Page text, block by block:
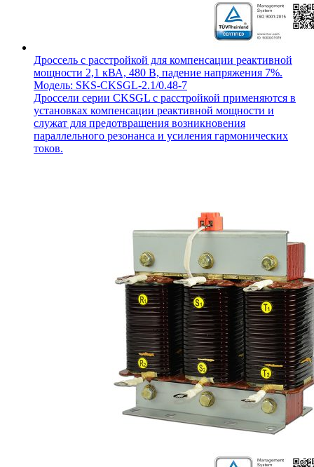
Дроссель с расстройкой для компенсации реактивной
мощности 2,1 кВА, 480 В, падение напряжения 7%.
Модель: SKS-CKSGL-2.1/0.48-7
Дроссели серии CKSGL с расстройкой применяются в
установках компенсации реактивной мощности и
служат для предотвращения возникновения
параллельного резонанса и усиления гармонических
токов.